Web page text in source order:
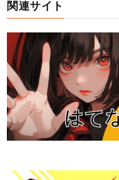
関連サイト